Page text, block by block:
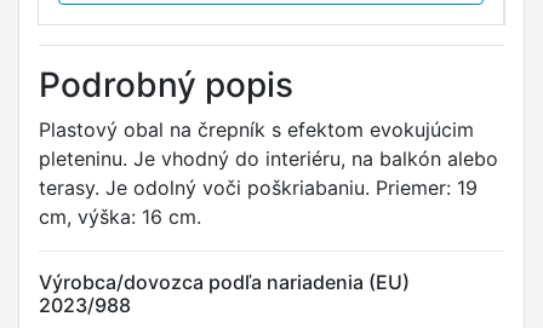
Podrobný popis
Plastový obal na črepník s efektom evokujúcim
pleteninu. Je vhodný do interiéru, na balkón alebo
terasy. Je odolný voči poškriabaniu. Priemer: 19
cm, výška: 16 cm.
Výrobca/dovozca podľa nariadenia (EU)
2023/988